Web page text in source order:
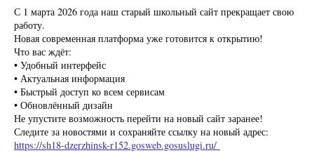
С 1 марта 2026 года наш старый школьный сайт прекращает свою
работу.
Новая современная платформа уже готовится к открытию!
Что вас ждёт:
• Удобный интерфейс
• Актуальная информация
• Быстрый доступ ко всем сервисам
• Обновлённый дизайн
Не упустите возможность перейти на новый сайт заранее!
Следите за новостями и сохраняйте ссылку на новый адрес:
https://sh18-dzerzhinsk-r152.gosweb.gosuslugi.ru/